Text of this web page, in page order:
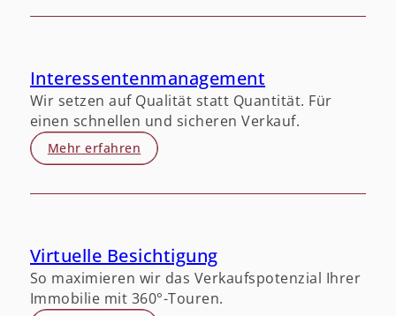
Interessentenmanagement
Wir setzen auf Qualität statt Quantität. Für
einen schnellen und sicheren Verkauf.
Mehr erfahren
Virtuelle Besichtigung
So maximieren wir das Verkaufspotenzial Ihrer
Immobilie mit 360°-Touren.